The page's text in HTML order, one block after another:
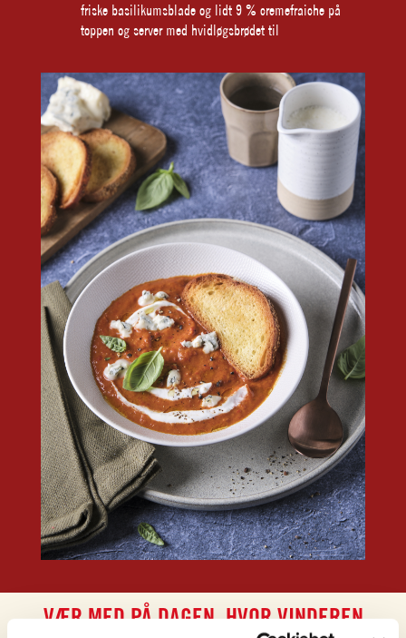
friske basilikumsblade og lidt 9 % cremefraiche på
toppen og server med hvidløgsbrødet til
VÆR MED PÅ DAGEN, HVOR VINDEREN